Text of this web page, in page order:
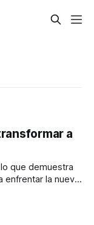
a
que demuestra
enfrentar la nueva